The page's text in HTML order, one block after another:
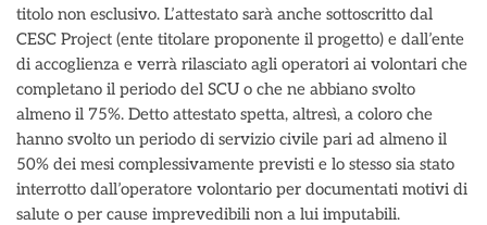
titolo non esclusivo. L’attestato sarà anche sottoscritto dal
CESC Project (ente titolare proponente il progetto) e dall’ente
di accoglienza e verrà rilasciato agli operatori ai volontari che
completano il periodo del SCU o che ne abbiano svolto
almeno il 75%. Detto attestato spetta, altresì, a coloro che
hanno svolto un periodo di servizio civile pari ad almeno il
50% dei mesi complessivamente previsti e lo stesso sia stato
interrotto dall’operatore volontario per documentati motivi di
salute o per cause imprevedibili non a lui imputabili.